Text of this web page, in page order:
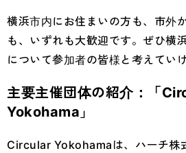
横浜市内にお住まいの方も、市外
も、いずれも大歓迎です。ぜひ横
について参加者の皆様と考えてい
主要主催団体の紹介：「
Yokohama」
Circular Yokohamaは、ハーチ株